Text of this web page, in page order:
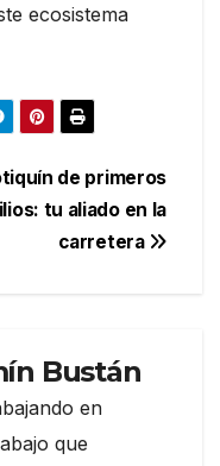
ecosistema
de primeros
tu aliado en la
carretera
Bustán
en
que